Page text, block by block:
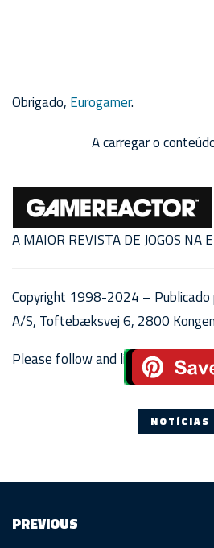
Obrigado, Eurogamer.
A carregar o
A MAIOR REVISTA DE JOGOS NA
Copyright 1998-2024 – Publicado
A/S, Toftebæksvej 6, 2800
Please follow and like us:
NOTÍCIAS
PREVIOUS